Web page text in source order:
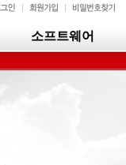
소프트웨어